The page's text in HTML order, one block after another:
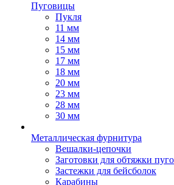
Пуговицы
Пукля
11 мм
14 мм
15 мм
17 мм
18 мм
20 мм
23 мм
28 мм
30 мм
Металлическая фурнитура
Вешалки-цепочки
Заготовки для обтяжки
Застежки для бейсболок
Карабины